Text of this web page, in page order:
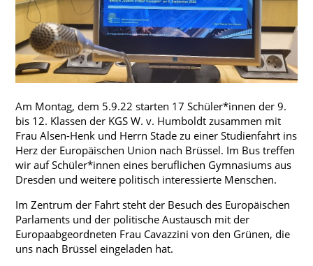
Konzept
Profil
Berufs- und Studienorientierung
Ganztag
Projekte
Wettbewerbe
Vertretungsplan - Schüler
Vertretungsplan - Lehrer
IServ Schulplattform
Am Montag, dem 5.9.22 starten 17 Schüler*innen der 9.
bis 12. Klassen der KGS W. v. Humboldt zusammen mit
Frau Alsen-Henk und Herrn Stade zu einer Studienfahrt ins
Herz der Europäischen Union nach Brüssel. Im Bus treffen
wir auf Schüler*innen eines beruflichen Gymnasiums aus
Dresden und weitere politisch interessierte Menschen.
Im Zentrum der Fahrt steht der Besuch des Europäischen
Parlaments und der politische Austausch mit der
Europaabgeordneten Frau Cavazzini von den Grünen, die
uns nach Brüssel eingeladen hat.